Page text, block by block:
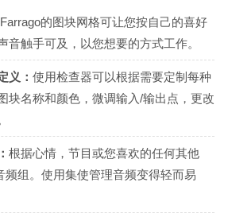
Farrago的图块网格可让您按自己的喜好
音触手可及，以您想要的方式工作。
义： 使用检查器可以根据需要定制每种
块名称和颜色，微调输入/输出点，更改
根据心情，节目或您喜欢的任何其他
频组。使用集使管理音频变得轻而易